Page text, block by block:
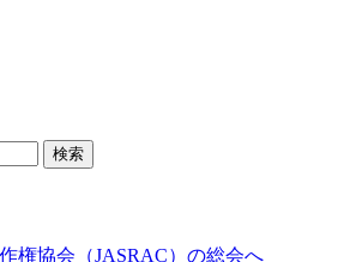
検索
権協会（JASRAC）の総会へ